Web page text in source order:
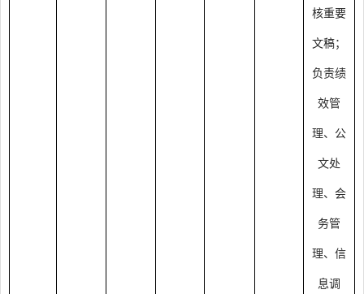
核重要
文稿；
负责绩
效管
理、公
文处
理、会
务管
理、信
息调